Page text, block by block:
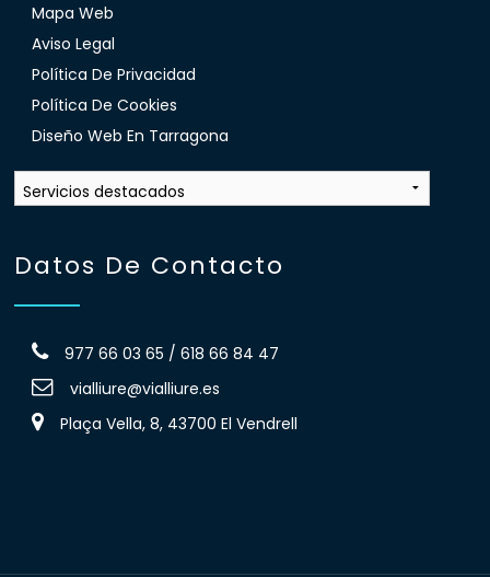
Mapa Web
Aviso Legal
Política De Privacidad
Política De Cookies
Diseño Web En Tarragona
Datos De Contacto
977 66 03 65 / 618 66 84 47
vialliure@vialliure.es
Plaça Vella, 8, 43700 El Vendrell